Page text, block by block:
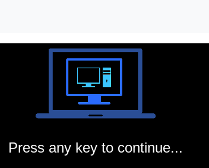
Press any key to continue...